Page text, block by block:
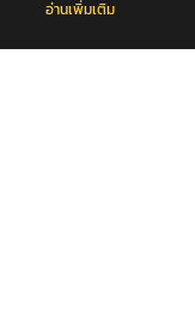
อ่านเพิ่มเติม